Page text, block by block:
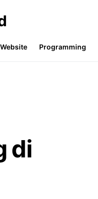
Programming
di